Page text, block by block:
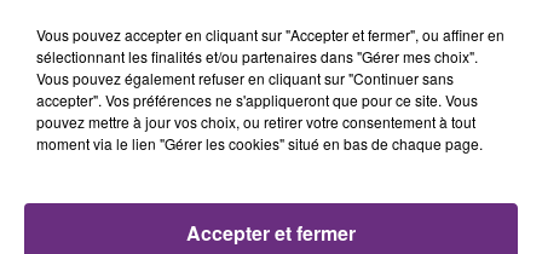
Vous pouvez accepter en cliquant sur "Accepter et fermer", ou affiner en
sélectionnant les finalités et/ou partenaires dans "Gérer mes choix".
Vous pouvez également refuser en cliquant sur "Continuer sans
accepter". Vos préférences ne s'appliqueront que pour ce site. Vous
pouvez mettre à jour vos choix, ou retirer votre consentement à tout
moment via le lien "Gérer les cookies" situé en bas de chaque page.
Accepter et fermer